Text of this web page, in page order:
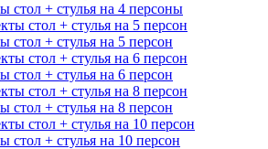
стол + стулья на 4 персоны
стол + стулья на 5 персон
стол + стулья на 6 персон
стол + стулья на 8 персон
стол + стулья на 10 персон